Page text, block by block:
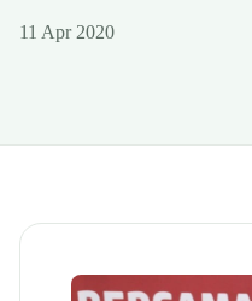
11 Apr 2020